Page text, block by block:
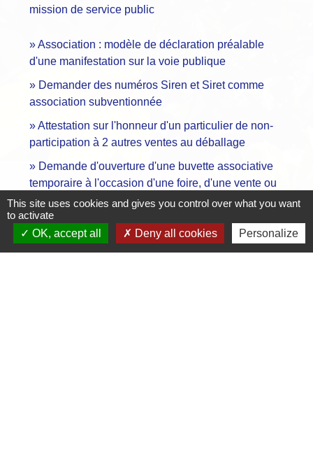
mission de service public
Association : modèle de déclaration préalable
d'une manifestation sur la voie publique
Demander des numéros Siren et Siret comme
association subventionnée
Attestation sur l'honneur d'un particulier de non-
participation à 2 autres ventes au déballage
Demande d'ouverture d'une buvette associative
temporaire à l'occasion d'une foire, d'une vente ou
d'une fête publique
Demande d'ouverture d'une buvette associative
temporaire dans une foire ou une exposition
This site uses cookies and gives you control over what you want
to activate
OK, accept all
Deny all cookies Personalize